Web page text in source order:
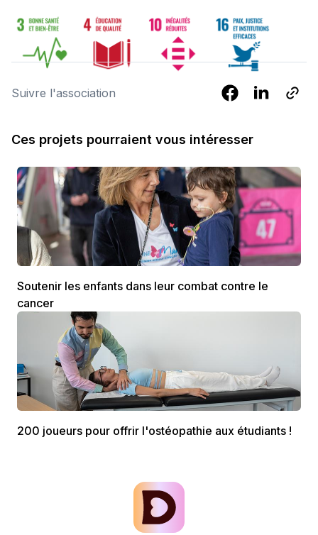
Suivre l'association
Ces projets pourraient vous intéresser
Soutenir les enfants dans leur combat contre le
cancer
200 joueurs pour offrir l'ostéopathie aux étudiants !